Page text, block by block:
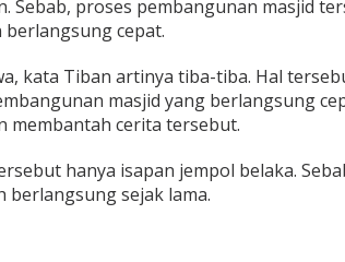
Sebab, proses pembangunan masjid
cepat.
kata Tiban artinya tiba-tiba. Hal
masjid yang berlangsung
membantah cerita tersebut.
hanya isapan jempol belaka.
berlangsung sejak lama.